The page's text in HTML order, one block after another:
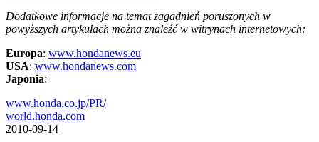
Dodatkowe informacje na temat zagadnień poruszonych w
powyższych artykułach można znaleźć w witrynach internetowych:
Europa: www.hondanews.eu
USA: www.hondanews.com
Japonia:
www.honda.co.jp/PR/
world.honda.com
2010-09-14